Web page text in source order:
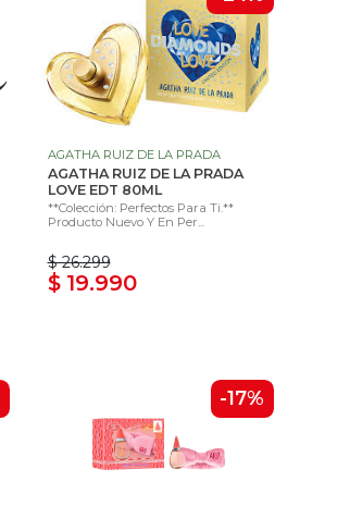
AGATHA RUIZ DE LA PRADA
AGATHA RUIZ DE LA PRADA
LOVE EDT 80ML
**Colección: Perfectos Para Ti.**
Producto Nuevo Y En Per...
$ 26.299
$ 19.990
-17%